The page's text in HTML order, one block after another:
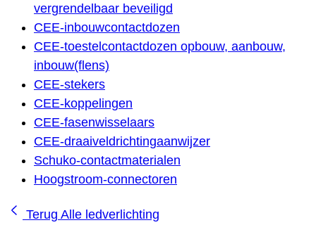
vergrendelbaar beveiligd
CEE-inbouwcontactdozen
CEE-toestelcontactdozen opbouw, aanbouw,
inbouw(flens)
CEE-stekers
CEE-koppelingen
CEE-fasenwisselaars
CEE-draaiveldrichtingaanwijzer
Schuko-contactmaterialen
Hoogstroom-connectoren
Terug Alle ledverlichting